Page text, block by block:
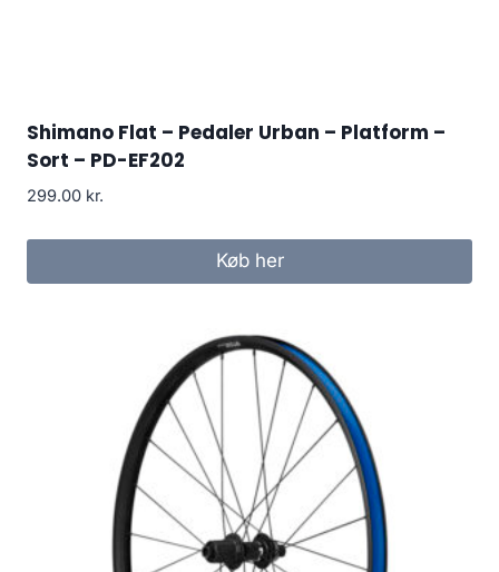
Shimano Flat – Pedaler Urban – Platform –
Sort – PD-EF202
299.00 kr.
Køb her